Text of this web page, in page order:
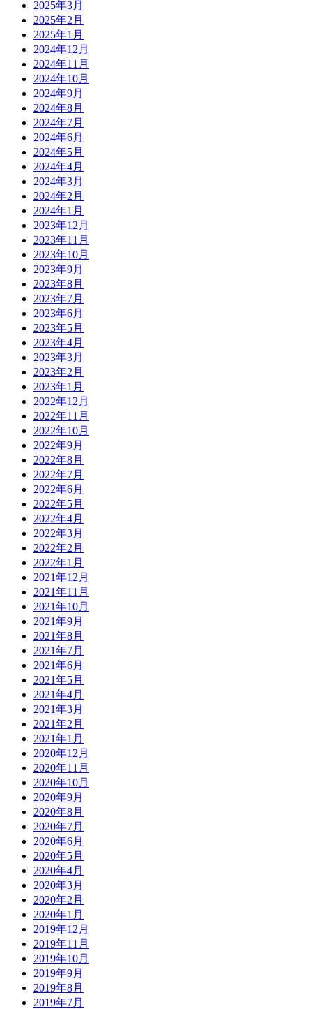
2025年3月
2025年2月
2025年1月
2024年12月
2024年11月
2024年10月
2024年9月
2024年8月
2024年7月
2024年6月
2024年5月
2024年4月
2024年3月
2024年2月
2024年1月
2023年12月
2023年11月
2023年10月
2023年9月
2023年8月
2023年7月
2023年6月
2023年5月
2023年4月
2023年3月
2023年2月
2023年1月
2022年12月
2022年11月
2022年10月
2022年9月
2022年8月
2022年7月
2022年6月
2022年5月
2022年4月
2022年3月
2022年2月
2022年1月
2021年12月
2021年11月
2021年10月
2021年9月
2021年8月
2021年7月
2021年6月
2021年5月
2021年4月
2021年3月
2021年2月
2021年1月
2020年12月
2020年11月
2020年10月
2020年9月
2020年8月
2020年7月
2020年6月
2020年5月
2020年4月
2020年3月
2020年2月
2020年1月
2019年12月
2019年11月
2019年10月
2019年9月
2019年8月
2019年7月